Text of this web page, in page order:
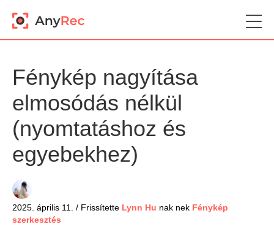
Fénykép nagyítása
elmosódás nélkül
(nyomtatáshoz és
egyebekhez)
2025. április 11. / Frissítette Lynn Hu nak nek Fénykép
szerkesztés